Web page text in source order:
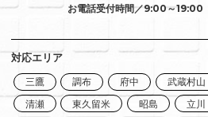
お電話受付時間／9:00～19:00
対応エリア
三鷹 調布 府中 武蔵村山
清瀬
東久留米 昭島 立川